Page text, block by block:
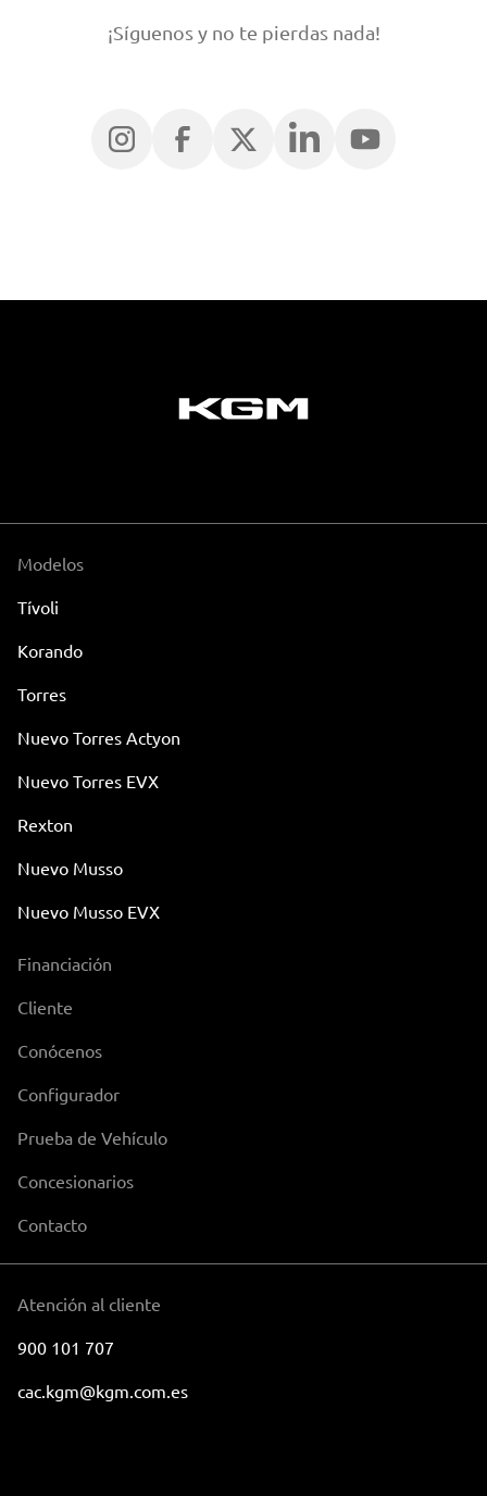
¡Síguenos y no te pierdas nada!
Atención al cliente
900 101 707
cac.kgm@kgm.com.es
Modelos
Tívoli
Korando
Torres
Nuevo Torres Actyon
Nuevo Torres EVX
Rexton
Nuevo Musso
Nuevo Musso EVX
Financiación
Cliente
Conócenos
Configurador
Prueba de Vehículo
Concesionarios
Contacto